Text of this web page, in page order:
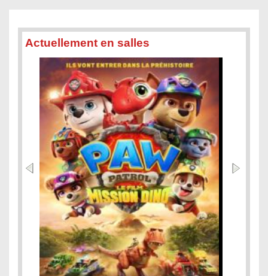
Actuellement en salles